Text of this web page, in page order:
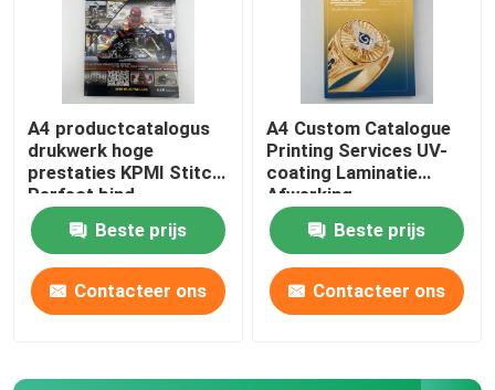
A4 productcatalogus
drukwerk hoge
prestaties KPMI Stitch
Perfect bind
Beste prijs
Contacteer ons
A4 Custom Catalogue
Printing Services UV-
coating Laminatie
Afwerking
Beste prijs
Contacteer ons